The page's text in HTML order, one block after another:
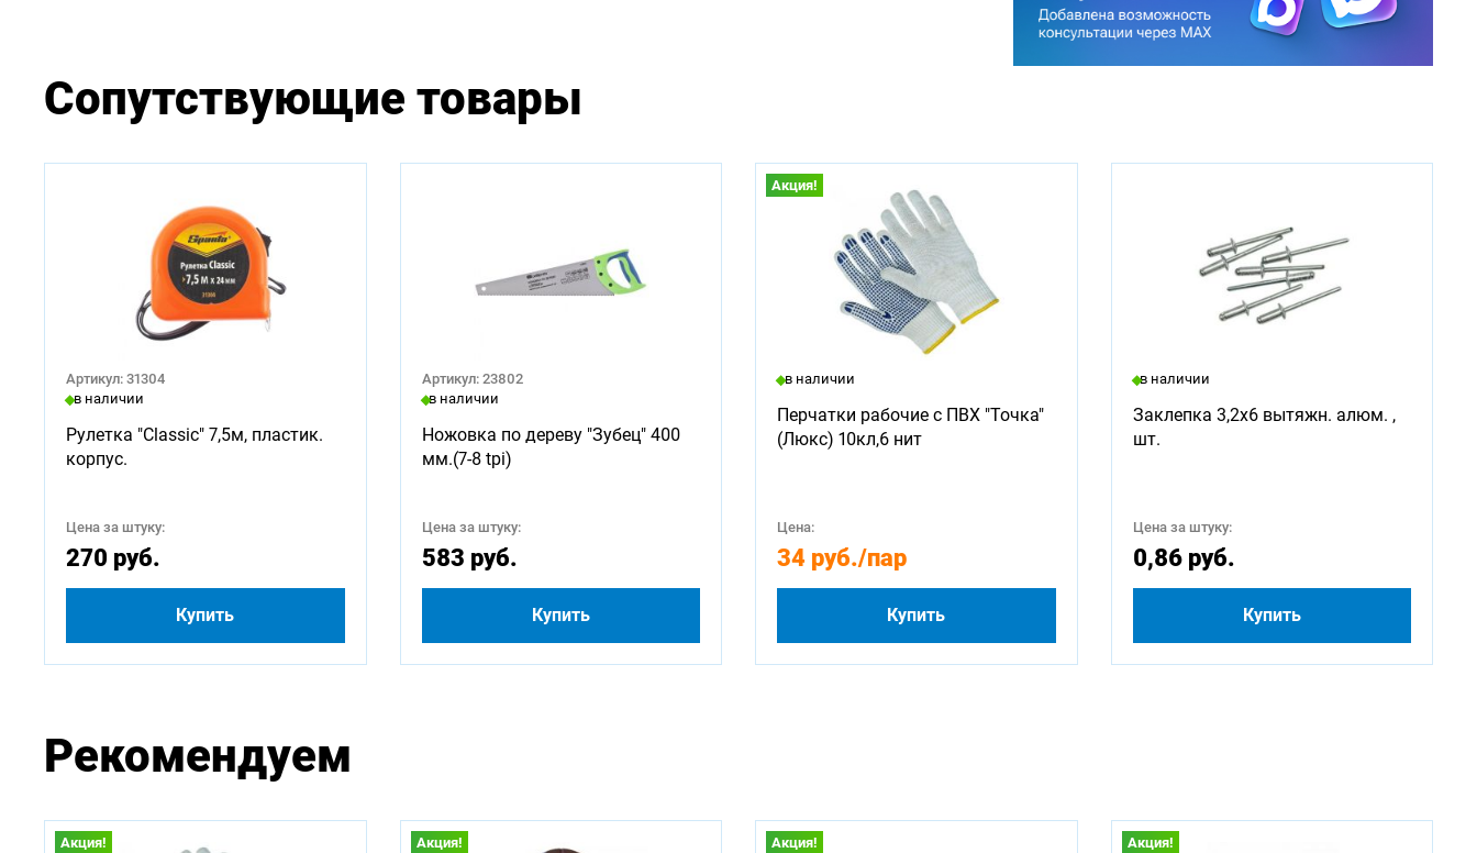
Сопутствующие товары
Артикул: 31304
в наличии
Рулетка "Classic" 7,5м, пластик.
корпус.
Цена за штуку:
270 руб.
Купить
Артикул: 23802
в наличии
Ножовка по дереву "Зубец" 400
мм.(7-8 tpi)
Цена за штуку:
583 руб.
Купить
Акция!
в наличии
Перчатки рабочие с ПВХ "Точка"
(Люкс) 10кл,6 нит
Цена:
34 руб./пар
Купить
в наличии
Заклепка 3,2х6 вытяжн. алюм. ,
шт.
Цена за штуку:
0,86 руб.
Купить
Рекомендуем
Акция! Акция! Акция! Акция!